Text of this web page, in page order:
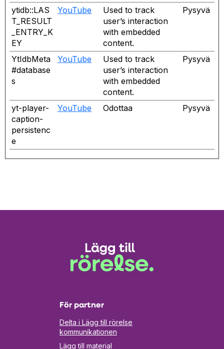
ytidb::LAS
T_RESULT
_ENTRY_K
EY
YouTube
ny
flik
Used to track
user’s interaction
with embedded
content.
Pysyvä
YtIdbMeta
#database
s
YouTube
ny
flik
Used to track
user’s interaction
with embedded
content.
Pysyvä
yt-player-
caption-
persistenc
e
YouTube
ny
Odottaa Pysyvä
För partner
Delta i Lägg till rörelse
kommunikationen
Lägg till material